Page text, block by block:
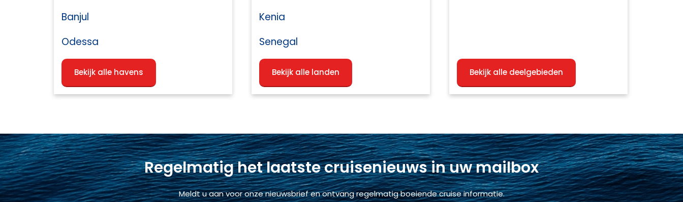
Banjul
Odessa
Bekijk alle havens
Kenia
Senegal
Bekijk alle landen Bekijk alle deelgebieden
Regelmatig het laatste cruisenieuws in uw mailbox
Meldt u aan voor onze nieuwsbrief en ontvang regelmatig boeiende cruise informatie.